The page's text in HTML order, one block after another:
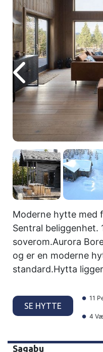
Moderne hytte med
Sentral beliggenhet.
soverom.Aurora
og er en moderne
standard.Hytta
SE HYTTE
11
4
Sagabu